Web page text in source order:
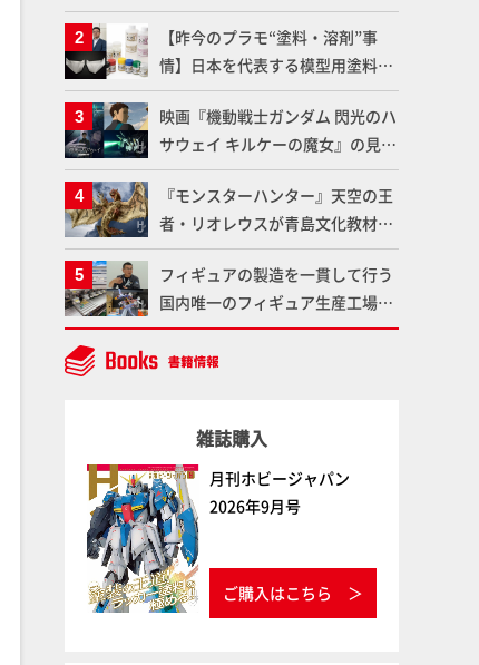
ンナップ！ウェイブライダーへの
変形、劇中どおりのプロポーショ
ンを再現【機動戦士Zガンダム】
【昨今のプラモ“塗料・溶剤”事
情】日本を代表する模型用塗料
「Mr.カラー」やツールメーカー
である「GSIクレオス」が語るラ
ッカー塗料の未来とは？
映画『機動戦士ガンダム 閃光のハ
サウェイ キルケーの魔女』の見放
題配信が8月31日（月）よりスタ
ート！Prime Videoで国内独占配
信
『モンスターハンター』天空の王
者・リオレウスが青島文化教材社
「PLAfig.」にラインナップ！原
型・蟹蟲修造氏の彩色作例で超ハ
イディテールかつ躍動感に満ちた
造形をチェック
フィギュアの製造を一貫して行う
国内唯一のフィギュア生産工場グ
ッドスマイルカンパニーの楽月・
望月工場に突撃！谷本工場長への
雑誌購入
月刊ホビージャパン
2026年9月号
ご購入はこちら